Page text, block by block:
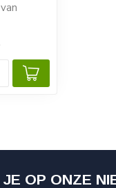
"ma...
OP ONZE